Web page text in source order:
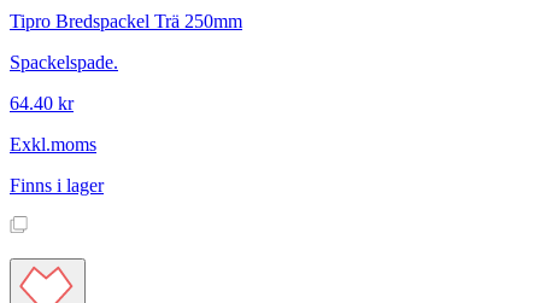
Tipro Bredspackel Trä 250mm
Spackelspade.
64.40 kr
Exkl.moms
Finns i lager